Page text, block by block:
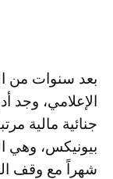
بعد سنوات من
الإعلامي،
جنائية مالية
شهراً مع وقف